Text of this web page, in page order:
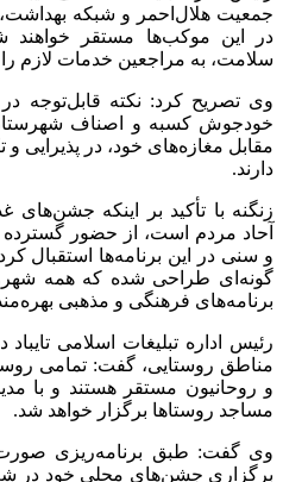
جمعیت هلال‌احمر و شبکه
در این موکب‌ها مستقر خواهند
سلامت، به مراجعین خدمات لازم را
وی تصریح کرد: نکته قابل‌توجه
خودجوش کسبه و اصناف
مقابل مغازه‌های خود، در پذیرایی
دارند.
زنگنه با تأکید بر اینکه جشن‌های
آحاد مردم است، از حضور گسترده
و سنی در این برنامه‌ها استقبال
گونه‌ای طراحی شده که همه
برنامه‌های فرهنگی و مذهبی
رئیس اداره تبلیغات اسلامی
مناطق روستایی، گفت: تمامی
و روحانیون مستقر هستند و با
مساجد روستاها برگزار خواهد شد.
وی گفت: طبق برنامه‌ریزی
برگزاری جشن‌های محلی خود در